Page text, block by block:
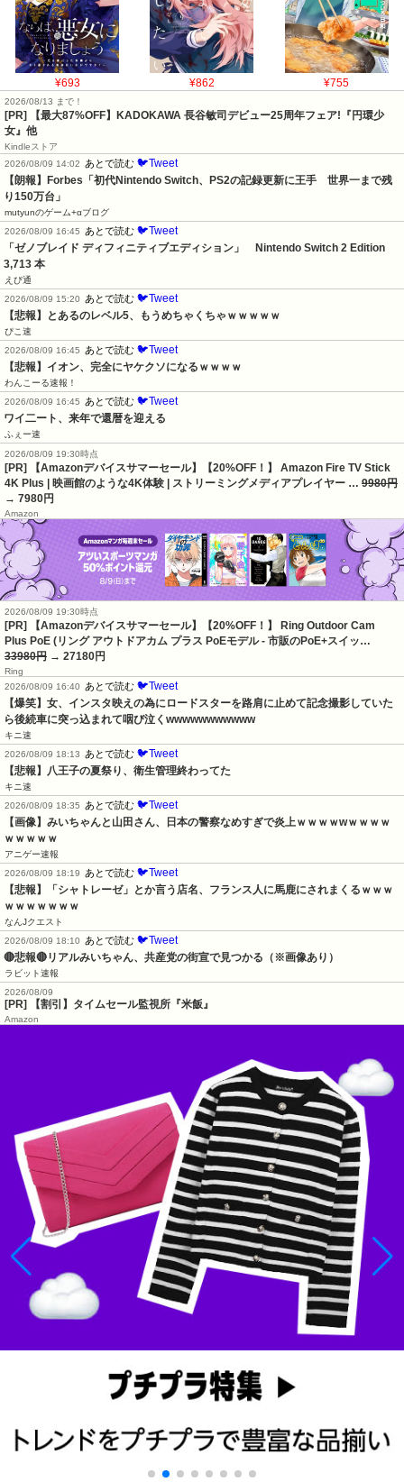
¥693 ¥862 ¥755
2026/08/13 まで！
[PR] 【最大87%OFF】KADOKAWA 長谷敏司デビュー25周年フェア!『円環少
女』他
Kindleストア
2026/08/09 14:02
あとで読む 🐦Tweet
【朗報】Forbes「初代Nintendo Switch、PS2の記録更新に王手　世界一まで残
り150万台」
mutyunのゲーム+αブログ
2026/08/09 16:45
あとで読む 🐦Tweet
「ゼノブレイド ディフィニティブエディション」　Nintendo Switch 2 Edition
3,713 本
えび通
2026/08/09 15:20
あとで読む 🐦Tweet
【悲報】とあるのレベル5、もうめちゃくちゃｗｗｗｗｗ
ぴこ速
2026/08/09 16:45
あとで読む 🐦Tweet
【悲報】イオン、完全にヤケクソになるｗｗｗｗ
わんこーる速報！
2026/08/09 16:45
あとで読む 🐦Tweet
ワイ二ート、来年で還暦を迎える
ふぇー速
2026/08/09 19:30時点
[PR] 【Amazonデバイスサマーセール】【20%OFF！】 Amazon Fire TV Stick
4K Plus | 映画館のような4K体験 | ストリーミングメディアプレイヤー … 9980円
→ 7980円
Amazon
2026/08/09 19:30時点
[PR] 【Amazonデバイスサマーセール】【20%OFF！】 Ring Outdoor Cam
Plus PoE (リング アウトドアカム プラス PoEモデル - 市販のPoE+スイッ…
33980円 → 27180円
Ring
2026/08/09 16:40
あとで読む 🐦Tweet
【爆笑】女、インスタ映えの為にロードスターを路肩に止めて記念撮影していた
ら後続車に突っ込まれて咽び泣くwwwwwwwwwww
キニ速
2026/08/09 18:13
あとで読む 🐦Tweet
【悲報】八王子の夏祭り、衛生管理終わってた
キニ速
2026/08/09 18:35
あとで読む 🐦Tweet
【画像】みいちゃんと山田さん、日本の警察なめすぎで炎上ｗｗｗｗwｗｗｗｗ
ｗｗｗｗｗ
アニゲー速報
2026/08/09 18:19
あとで読む 🐦Tweet
【悲報】「シャトレーゼ」とか言う店名、フランス人に馬鹿にされまくるｗｗｗ
ｗｗｗｗｗｗｗ
なんJクエスト
2026/08/09 18:10
あとで読む 🐦Tweet
🔴悲報🔴リアルみいちゃん、共産党の街宣で見つかる（※画像あり）
ラビット速報
2026/08/09
[PR] 【割引】タイムセール監視所『米飯』
Amazon